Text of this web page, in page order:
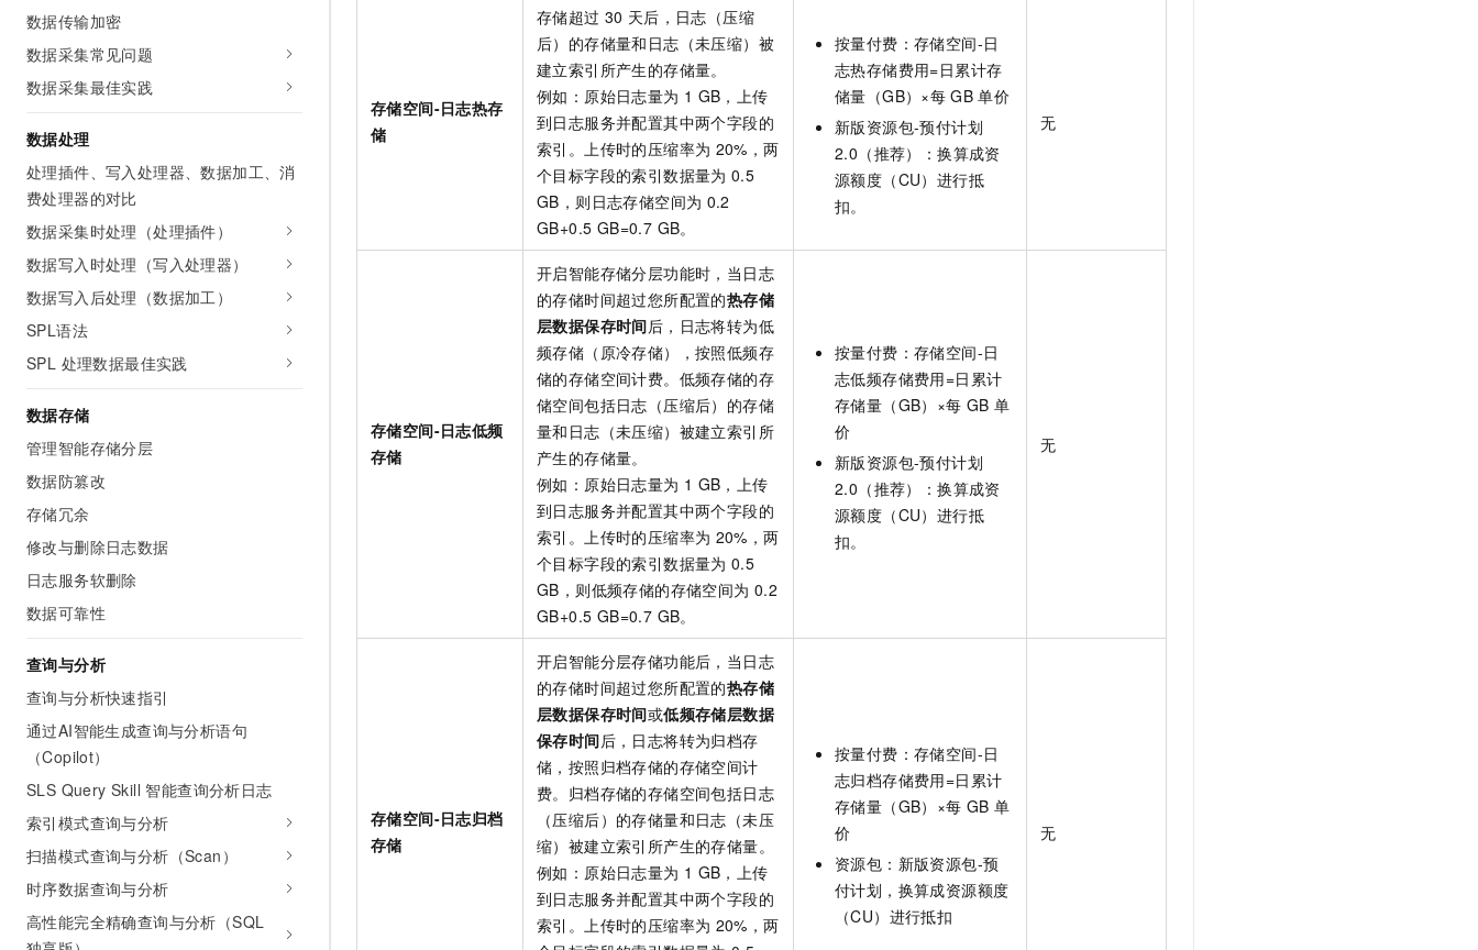
数据传输加密
数据采集常见问题
数据采集最佳实践
数据处理
处理插件、写入处理器、数据加工、消
费处理器的对比
数据采集时处理（处理插件）
数据写入时处理（写入处理器）
数据写入后处理（数据加工）
SPL语法
SPL 处理数据最佳实践
数据存储
管理智能存储分层
数据防篡改
存储冗余
修改与删除日志数据
日志服务软删除
数据可靠性
查询与分析
查询与分析快速指引
通过AI智能生成查询与分析语句
（Copilot）
SLS Query Skill 智能查询分析日志
索引模式查询与分析
扫描模式查询与分析（Scan）
时序数据查询与分析
高性能完全精确查询与分析（SQL
存储空间-日志热存
储
存储超过 30 天后，日志（压缩
后）的存储量和日志（未压缩）被
建立索引所产生的存储量。
例如：原始日志量为 1 GB，上传
到日志服务并配置其中两个字段的
索引。上传时的压缩率为 20%，两
个目标字段的索引数据量为 0.5
GB，则日志存储空间为 0.2
GB+0.5 GB=0.7 GB。
按量付费：存储空间-日
志热存储费用=日累计存
储量（GB）×每 GB 单价
新版资源包-预付计划
2.0（推荐）
：换算成资
源额度（CU）进行抵
扣。
无
存储空间-日志低频
存储
开启智能存储分层功能时，当日志
的存储时间超过您所配置的热存储
层数据保存时间后，日志将转为低
频存储（原冷存储），按照低频存
储的存储空间计费。低频存储的存
储空间包括日志（压缩后）的存储
量和日志（未压缩）被建立索引所
产生的存储量。
例如：原始日志量为 1 GB，上传
到日志服务并配置其中两个字段的
索引。上传时的压缩率为 20%，两
个目标字段的索引数据量为 0.5
GB，则低频存储的存储空间为 0.2
GB+0.5 GB=0.7 GB。
按量付费：存储空间-日
志低频存储费用=日累计
存储量（GB）×每 GB 单
价
新版资源包-预付计划
2.0（推荐）
：换算成资
源额度（CU）进行抵
扣。
无
存储空间-日志归档
存储
开启智能分层存储功能后，当日志
的存储时间超过您所配置的热存储
层数据保存时间或低频存储层数据
保存时间后，日志将转为归档存
储，按照归档存储的存储空间计
费。归档存储的存储空间包括日志
（压缩后）的存储量和日志（未压
缩）被建立索引所产生的存储量。
例如：原始日志量为 1 GB，上传
到日志服务并配置其中两个字段的
索引。上传时的压缩率为 20%，两
按量付费：存储空间-日
志归档存储费用=日累计
存储量（GB）×每 GB 单
价
资源包： 新版资源包-预
付计划，换算成资源额度
（CU）进行抵扣
无